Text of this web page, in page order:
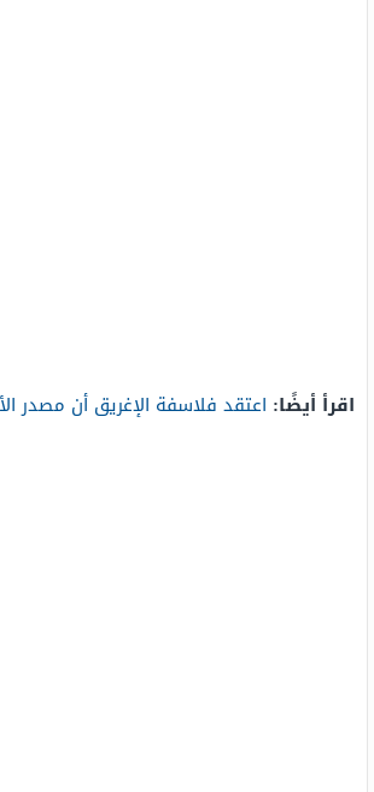
اقرأ أيضًا: اعتقد فلاسفة الإغريق أن مصدر